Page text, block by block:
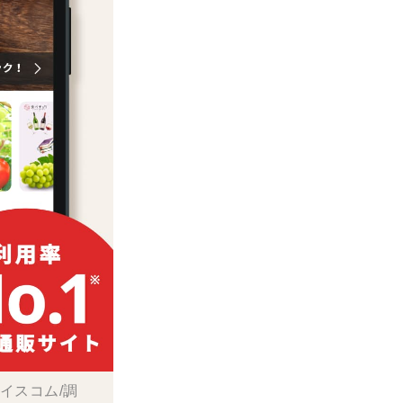
スコム/調